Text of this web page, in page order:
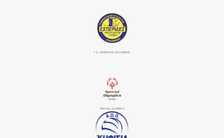
Γ.Σ. ΕΣΠΕΡΙΔΕΣ ΚΑΛΛΙΘΕΑΣ
SPECIAL OLYMPICS